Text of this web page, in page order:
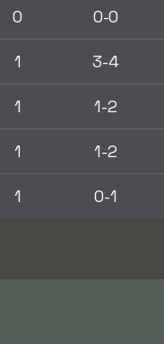
0 0-0
1 3-4
1 1-2
1 1-2
1 0-1